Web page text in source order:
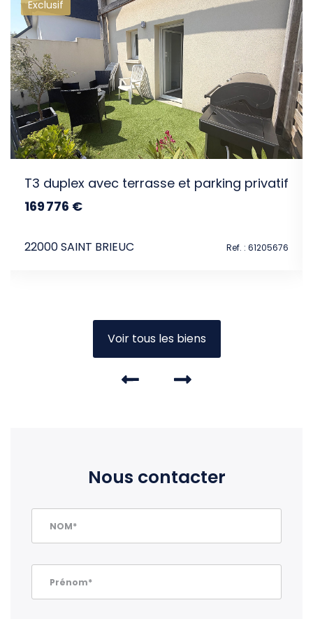
intéresser
Exclusif
T3 duplex avec terrasse et parking privatif
169 776 €
22000 SAINT BRIEUC Ref. : 61205676
Voir tous les biens
Nous contacter
NOM*
Prénom*